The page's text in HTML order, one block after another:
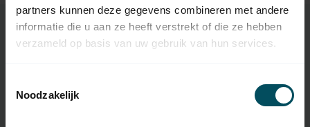
partners kunnen deze gegevens combineren met andere
informatie die u aan ze heeft verstrekt of die ze hebben
verzameld op basis van uw gebruik van hun services.
Noodzakelijk